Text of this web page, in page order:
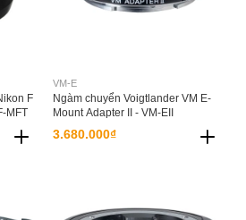
F
MFT
VM-E
Ngàm chuyển Voigtlander VM E-
Mount Adapter II - VM-EII
3.680.000₫